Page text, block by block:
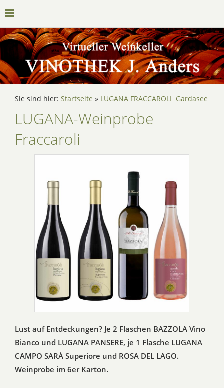
Sie sind hier: Startseite » LUGANA FRACCAROLI Gardasee
LUGANA-Weinprobe
Fraccaroli
Lust auf Entdeckungen? Je 2 Flaschen BAZZOLA Vino
Bianco und LUGANA PANSERE, je 1 Flasche LUGANA
CAMPO SARÀ Superiore und ROSA DEL LAGO.
Weinprobe im 6er Karton.